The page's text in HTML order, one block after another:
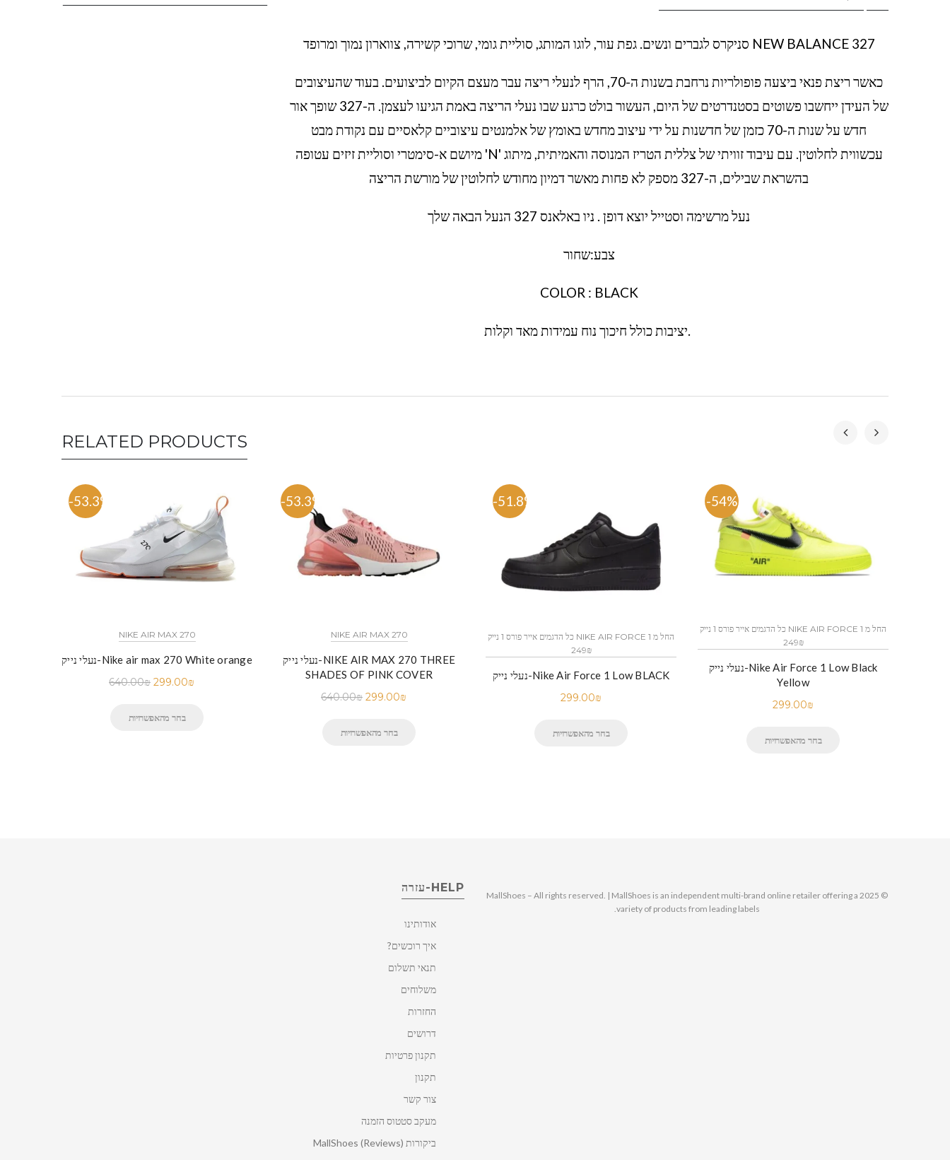
NEW BALANCE 327 סניקרס לגברים ונשים. גפת עור, לוגו המותג, סוליית גומי, שרוכי קשירה, צווארון נמוך ומרופד
כאשר ריצת פנאי ביצעה פופולריות נרחבת בשנות ה-70, הרף לנעלי ריצה עבר מעצם הקיום לביצועים. בעוד שהעיצובים
של העידן ייחשבו פשוטים בסטנדרטים של היום, העשור בולט כרגע שבו נעלי הריצה באמת הגיעו לעצמן. ה-327 שופך אור
חדש על שנות ה-70 כזמן של חדשנות על ידי עיצוב מחדש באומץ של אלמנטים עיצוביים קלאסיים עם נקודת מבט
עכשווית לחלוטין. עם עיבוד זוויתי של צללית הטריז המנוסה והאמיתית, מיתוג 'N' מיושם א-סימטרי וסוליית זיזים עטופה
בהשראת שבילים, ה-327 מספק לא פחות מאשר דמיון מחודש לחלוטין של מורשת הריצה
נעל מרשימה וסטייל יוצא דופן . ניו באלאנס 327 הנעל הבאה שלך
צבע:שחור
COLOR : BLACK
.יציבות כולל חיכוך נוח עמידות מאד וקלות
RELATED PRODUCTS
-53.3%
NIKE AIR MAX 270
נעלי נייק-Nike air max 270 White orange
640.00₪ 299.00₪
בחר מהאפשרויות
-53.3%
NIKE AIR MAX 270
נעלי נייק-NIKE AIR MAX 270 THREE
SHADES OF PINK COVER
640.00₪ 299.00₪
בחר מהאפשרויות
-51.8%
כל הדגמים אייר פורס 1 נייק NIKE AIR FORCE 1 החל מ
249₪
נעלי נייק-Nike Air Force 1 Low BLACK
299.00₪
בחר מהאפשרויות
-54%
כל הדגמים אייר פורס 1 נייק NIKE AIR FORCE 1 החל מ
249₪
נעלי נייק-Nike Air Force 1 Low Black
Yellow
299.00₪
בחר מהאפשרויות
HELP-עזרה
אודותינו
איך רוכשים?
תנאי תשלום
משלוחים
החזרות
דרושים
תקנון פרטיות
תקנון
צור קשר
מעקב סטטוס הזמנה
ביקורות MallShoes (Reviews)
© 2025 MallShoes – All rights reserved. | MallShoes is an independent multi-brand online retailer offering a
variety of products from leading labels.